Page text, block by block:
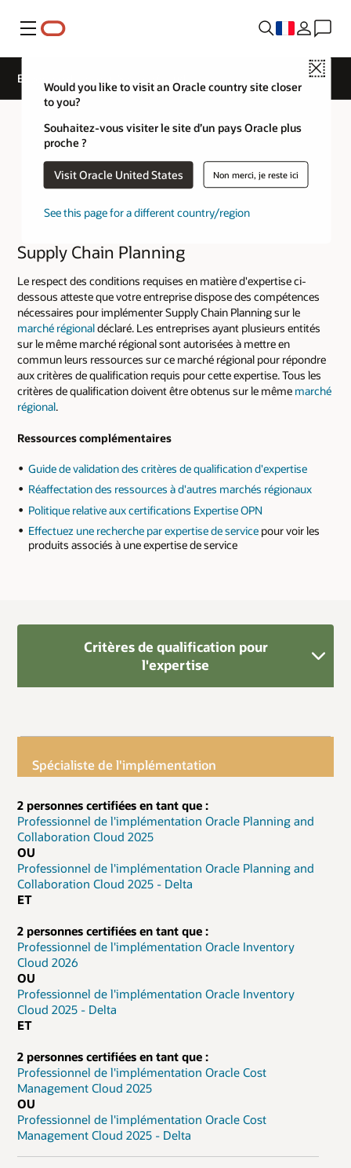
Menu
Close
Would you like to visit an Oracle country site closer
to you?
Souhaitez-vous visiter le site d’un pays Oracle plus
proche ?
Visit Oracle United States Non merci, je reste ici
See this page for a different country/region
Expertise de niveau Service Cloud
Supply Chain Planning
Le respect des conditions requises en matière d'expertise ci-
dessous atteste que votre entreprise dispose des compétences
nécessaires pour implémenter Supply Chain Planning sur le
marché régionaldéclaré. Les entreprises ayant plusieurs entités
sur le même marché régional sont autorisées à mettre en
commun leurs ressources sur ce marché régional pour répondre
aux critères de qualification requis pour cette expertise. Tous les
critères de qualification doivent être obtenus sur le même marché
régional.
Ressources complémentaires
Guide de validation des critères de qualification d'expertise
Réaffectation des ressources à d'autres marchés régionaux
Politique relative aux certifications Expertise OPN
Effectuez une recherche par expertise de service pour voir les
produits associés à une expertise de service
Critères de qualification pour
l'expertise
Spécialiste de l'implémentation
2 personnes certifiées en tant que :
Professionnel de l'implémentation Oracle Planning and
Collaboration Cloud 2025
OU
Professionnel de l'implémentation Oracle Planning and
Collaboration Cloud 2025 - Delta
ET
2 personnes certifiées en tant que :
Professionnel de l'implémentation Oracle Inventory
Cloud 2026
OU
Professionnel de l'implémentation Oracle Inventory
Cloud 2025 - Delta
ET
2 personnes certifiées en tant que :
Professionnel de l'implémentation Oracle Cost
Management Cloud 2025
OU
Professionnel de l'implémentation Oracle Cost
Management Cloud 2025 - Delta